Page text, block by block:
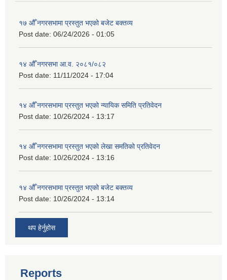
१७ औँ नगरसभामा प्रस्तुत भएको बजेट बक्तव्य
Post date: 06/24/2026 - 01:05
१४ औँ नगरसभा आ.व. २०८१/०८२
Post date: 11/11/2024 - 17:04
१४ औँ नगरसभामा प्रस्तुत भएको न्यायिक समिति प्रतिवेदन
Post date: 10/26/2024 - 13:17
१४ औँ नगरसभामा प्रस्तुत भएको लेखा समतिको प्रतिवेदन
Post date: 10/26/2024 - 13:16
१४ औँ नगरसभामा प्रस्तुत भएको बजेट बक्तव्य
Post date: 10/26/2024 - 13:14
थप हेर्नुहोस
Reports